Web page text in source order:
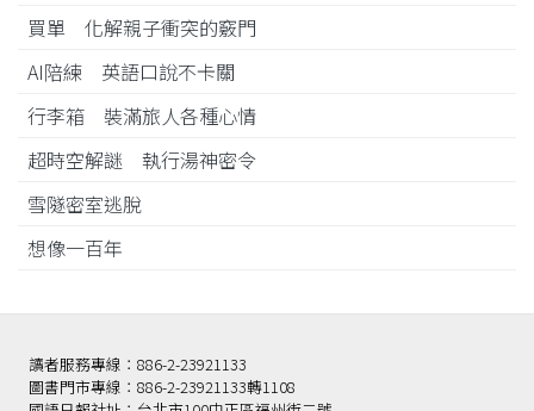
買單 化解親子衝突的竅門
AI陪練 英語口說不卡關
行李箱 裝滿旅人各種心情
超時空解謎 執行湯神密令
雪隧密室逃脫
想像一百年
讀者服務專線：886-2-23921133
圖書門市專線：886-2-23921133轉1108